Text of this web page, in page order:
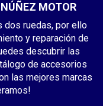
MOTOR
dos ruedas, por ello
y reparación de
descubrir las
de accesorios
las mejores marcas